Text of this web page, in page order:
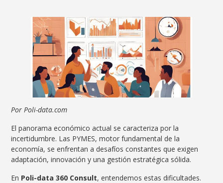
Por Poli-data.com
El panorama económico actual se caracteriza por la
incertidumbre. Las PYMES, motor fundamental de la
economía, se enfrentan a desafíos constantes que exigen
adaptación, innovación y una gestión estratégica sólida.
En Poli-data 360 Consult, entendemos estas dificultades.